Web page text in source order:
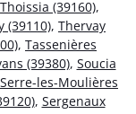
Thoissia (39160),
(39110), Thervay
, Tassenières
(39380), Soucia
Serre-les-Moulières
, Sergenaux